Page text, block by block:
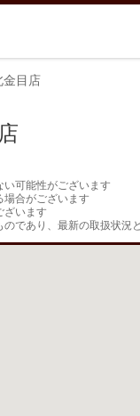
金目店
可能性がございます
場合がございます
ざいます
であり、最新の取扱状況